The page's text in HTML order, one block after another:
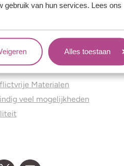
gebruik van hun services. Lees ons
Alles toestaan
voordelen
Materialen
veel mogelijkheden